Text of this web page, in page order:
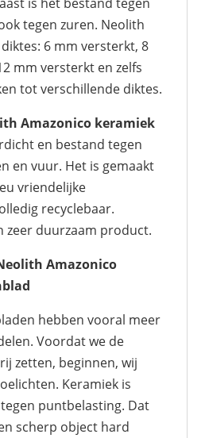
tegen zuren. Neolith
6 mm versterkt, 8
mm versterkt en zelfs
tot verschillende diktes.
Amazonico keramiek
en bestand tegen
en vuur. Het is gemaakt
vriendelijke
recyclebaar.
zeer duurzaam product.
Amazonico
hebben vooral meer
Voordat we de
zetten, beginnen, wij
Keramiek is
puntbelasting. Dat
scherp object hard